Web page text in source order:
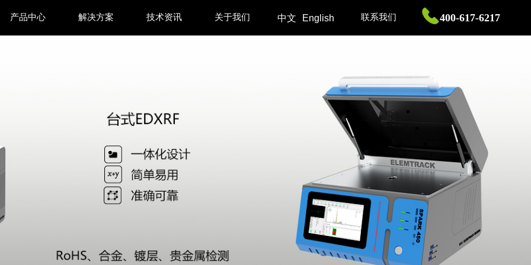
产品中心 解决方案 技术资讯 关于我们 中文 English 400-617-6217
联系我们